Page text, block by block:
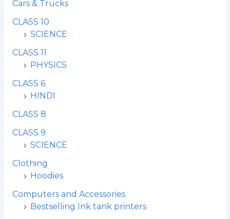
Cars & Trucks
CLASS 10
SCIENCE
CLASS 11
PHYSICS
CLASS 6
HINDI
CLASS 8
CLASS 9
SCIENCE
Clothing
Hoodies
Computers and Accessories
Bestselling Ink tank printers